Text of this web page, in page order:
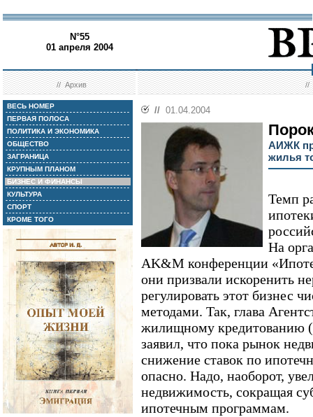
N°55
01 апреля 2004
//Архив //
ВЕСЬ НОМЕР
ПЕРВАЯ ПОЛОСА
ПОЛИТИКА И ЭКОНОМИКА
ОБЩЕСТВО
ЗАГРАНИЦА
КРУПНЫМ ПЛАНОМ
БИЗНЕС И ФИНАНСЫ
КУЛЬТУРА
СПОРТ
КРОМЕ ТОГО
// 01.04.2004
АИЖК
жилья
Темп
На
AK&M конференции
они призвали искоренить
регулировать этот бизнес
методами. Так, глава
жилищному кредитованию
заявил, что пока рынок
снижение ставок по
опасно. Надо, наоборот,
недвижимость, сокращая
ипотечным программам.